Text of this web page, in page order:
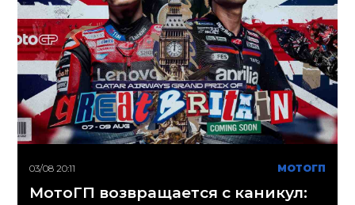
03/08 20:11 МОТОГП
МотоГП возвращается с каникул: